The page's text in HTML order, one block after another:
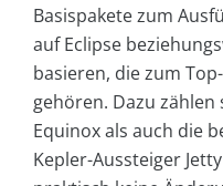
Basispakete zum
auf Eclipse
basieren, die zum
gehören. Dazu zählen
Equinox als auch die
Kepler-Aussteiger